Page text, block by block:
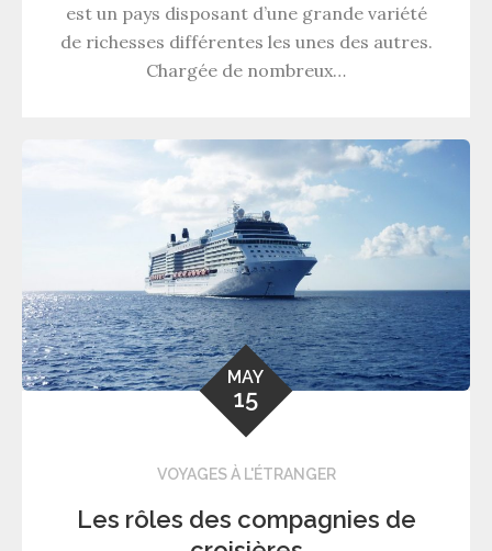
est un pays disposant d’une grande variété
de richesses différentes les unes des autres.
Chargée de nombreux…
MAY
15
VOYAGES À L'ÉTRANGER
Les rôles des compagnies de